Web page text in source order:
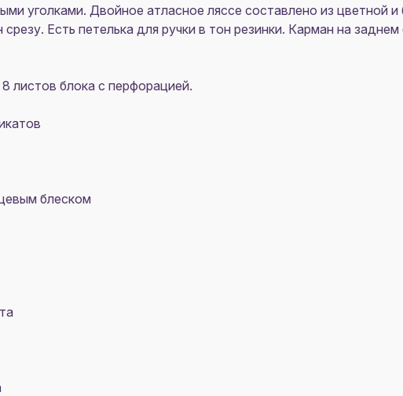
уголками. Двойное атласное ляссе составлено из цветной и
Есть петелька для ручки в тон резинки. Карман на
листов блока с перфорацией.
блеском